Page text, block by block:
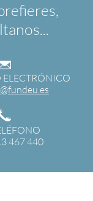
ELECTRÓNICO
467 440